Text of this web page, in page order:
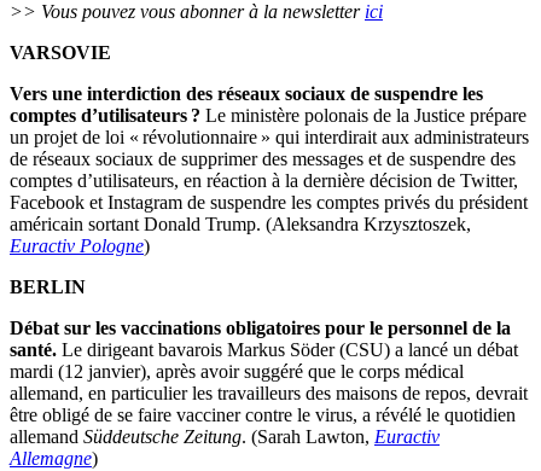
>> Vous pouvez vous abonner à la newsletter ici
VARSOVIE
Vers une interdiction des réseaux sociaux de suspendre les
comptes d’utilisateurs ? Le ministère polonais de la Justice prépare
un projet de loi « révolutionnaire » qui interdirait aux administrateurs
de réseaux sociaux de supprimer des messages et de suspendre des
comptes d’utilisateurs, en réaction à la dernière décision de Twitter,
Facebook et Instagram de suspendre les comptes privés du président
américain sortant Donald Trump. (Aleksandra Krzysztoszek,
Euractiv Pologne)
BERLIN
Débat sur les vaccinations obligatoires pour le personnel de la
santé. Le dirigeant bavarois Markus Söder (CSU) a lancé un débat
mardi (12 janvier), après avoir suggéré que le corps médical
allemand, en particulier les travailleurs des maisons de repos, devrait
être obligé de se faire vacciner contre le virus, a révélé le quotidien
allemand Süddeutsche Zeitung. (Sarah Lawton, Euractiv
Allemagne)